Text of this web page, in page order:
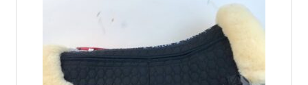
SATULATARVIKKEET
SUITSET, RIIMUT & RIIMUNNARUT